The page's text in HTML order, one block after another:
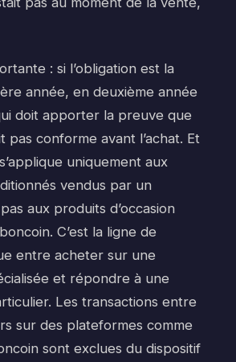
: si l’obligation est la
année, en deuxième année
doit apporter la preuve que
pas conforme avant l’achat. Et
uniquement aux
vendus par un
aux produits d’occasion
C’est la ligne de
entre acheter sur une
et répondre à une
Les transactions entre
sur des plateformes comme
sont exclues du dispositif